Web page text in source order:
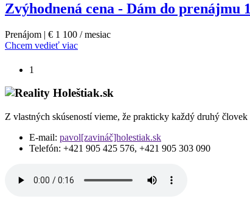
Zvýhodnená cena - Dám do prenájmu
Prenájom | € 1 100 / mesiac
Chcem vedieť viac
1
Z vlastných skúseností vieme, že prakticky každý druhý
E-mail: pavol[zavináč]holestiak.sk
Telefón: +421 905 425 576, +421 905 303 090